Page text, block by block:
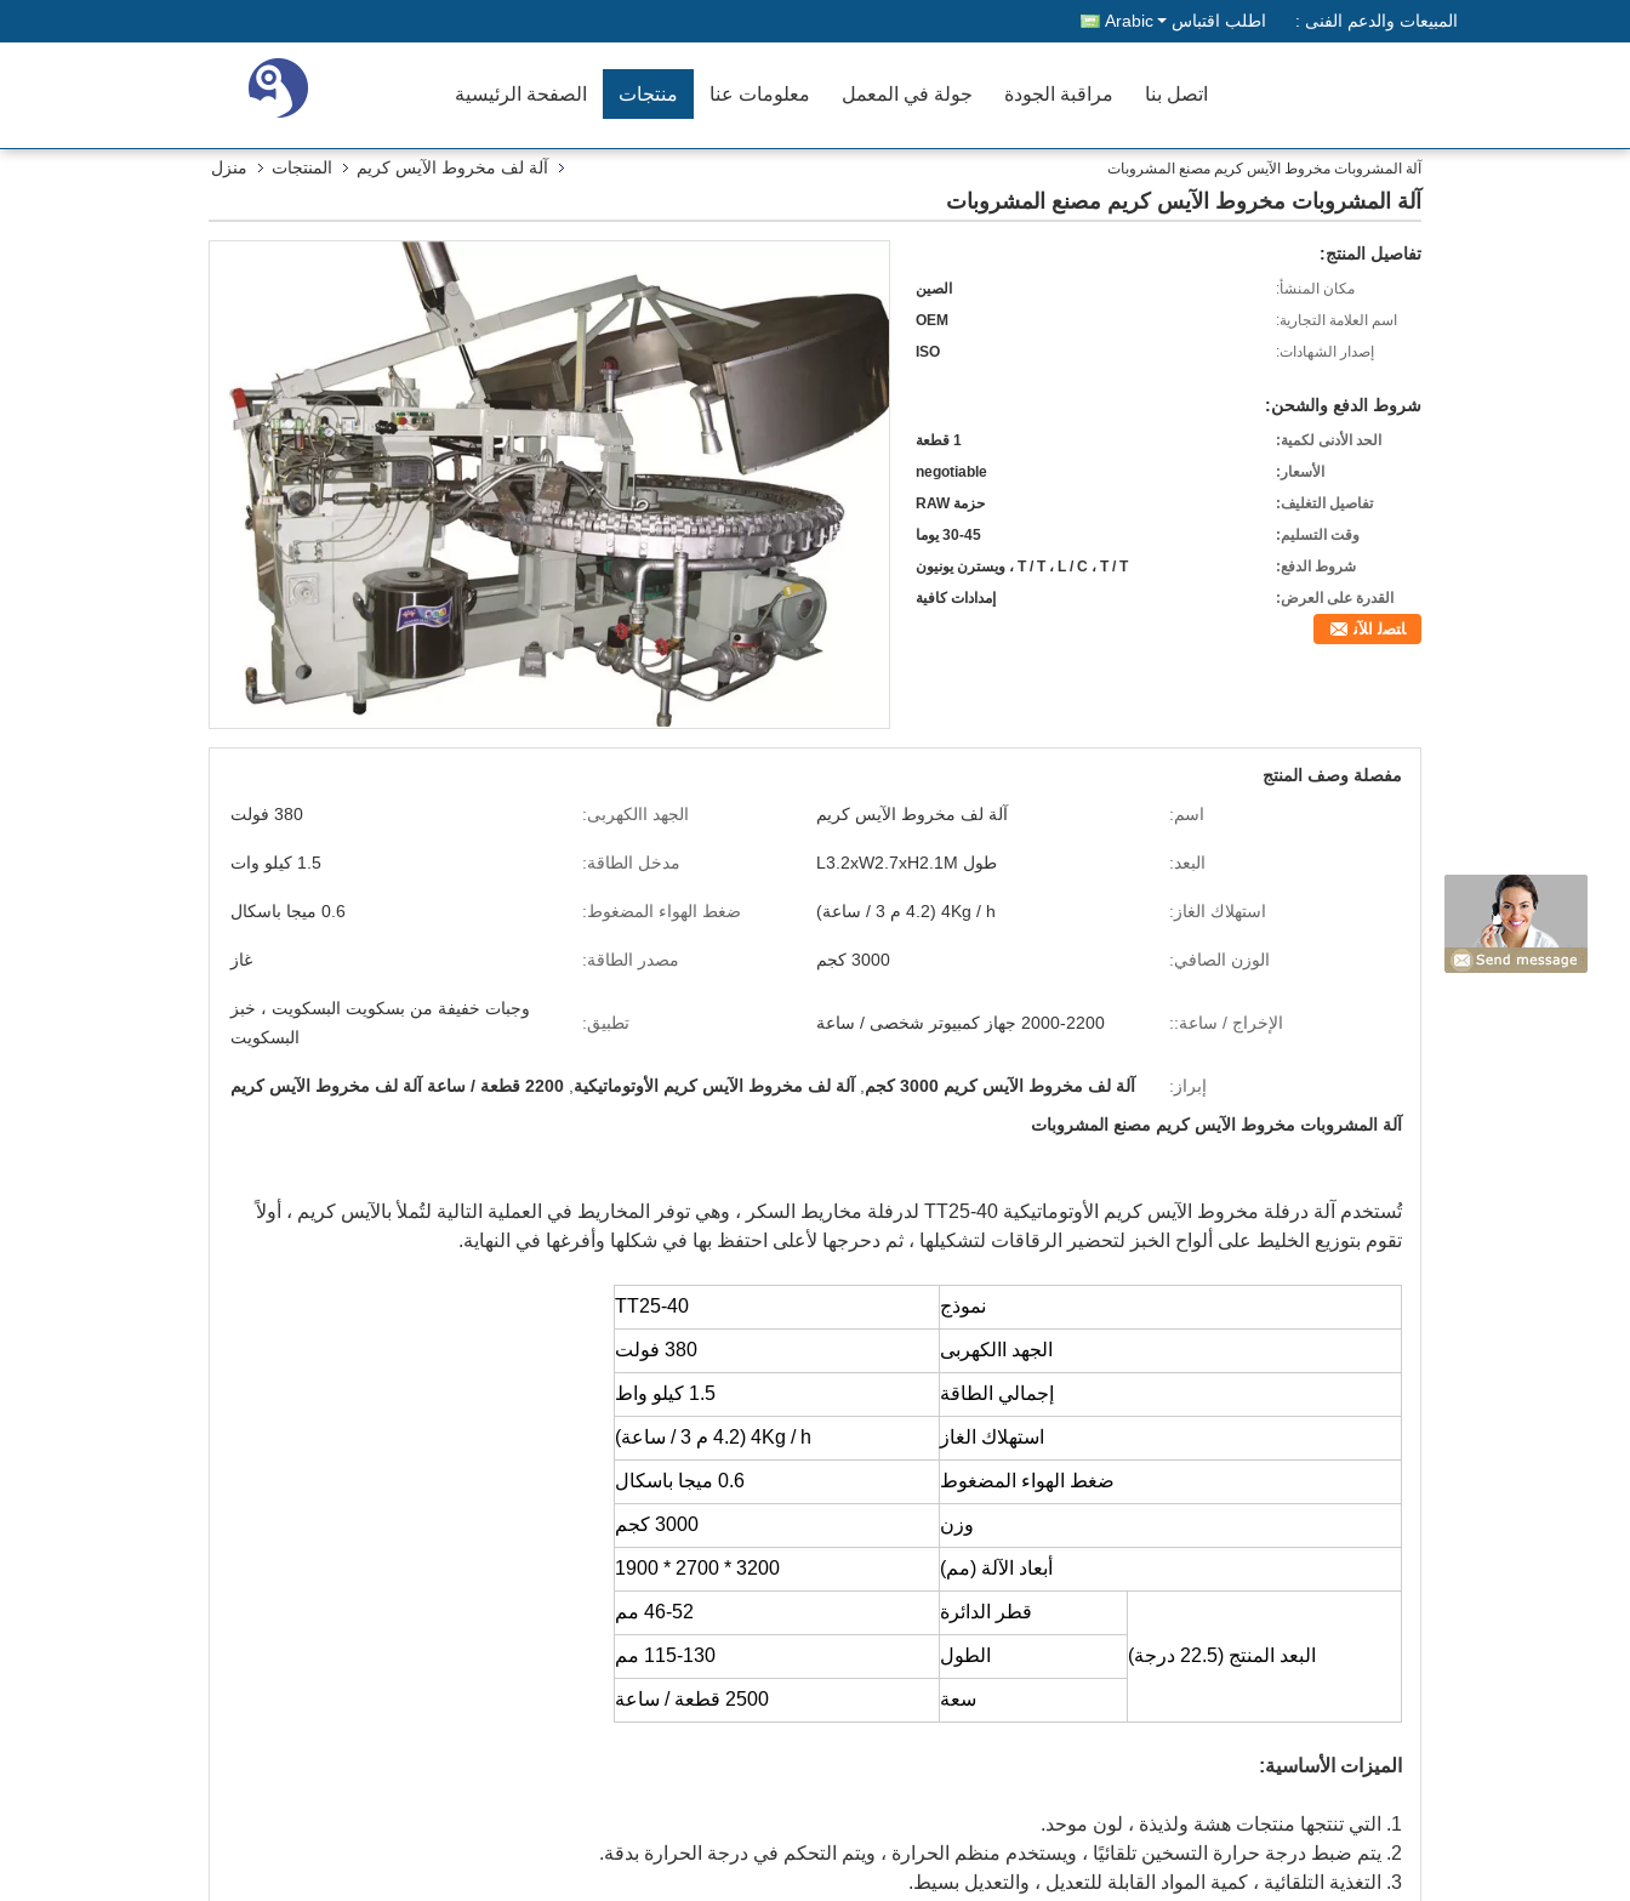
المبيعات والدعم الفنى : اطلب اقتباس Arabic
الصفحة الرئيسية منتجات معلومات عنا جولة في المعمل مراقبة الجودة اتصل بنا
منزل المنتجات آلة لف مخروط الآيس كريم آلة المشروبات مخروط الآيس كريم مصنع المشروبات
آلة المشروبات مخروط الآيس كريم مصنع المشروبات
تفاصيل المنتج:
مكان المنشأ:
الصين
اسم العلامة التجارية:
OEM
إصدار الشهادات:
ISO
شروط الدفع والشحن:
الحد الأدنى لكمية:
1 قطعة
الأسعار:
negotiable
تفاصيل التغليف:
حزمة RAW
وقت التسليم:
30-45 يوما
شروط الدفع:
T / T ، L / C ، T / T ، ويسترن يونيون
القدرة على العرض:
إمدادات كافية
ﺎﺘﺼﻟ ﺍﻶﻧ
مفصلة وصف المنتج
اسم:
آلة لف مخروط الآيس كريم الجهد االكهربى: 380 فولت
البعد: طول L3.2xW2.7xH2.1M مدخل الطاقة: 1.5 كيلو وات
استهلاك الغاز: 4Kg / h (4.2 م 3 / ساعة) ضغط الهواء المضغوط: 0.6 ميجا باسكال
الوزن الصافي: 3000 كجم مصدر الطاقة: غاز
الإخراج / ساعة:: 2000-2200 جهاز كمبيوتر شخصى / ساعة تطبيق:
وجبات خفيفة من بسكويت البسكويت ، خبز
البسكويت
إبراز: آلة لف مخروط الآيس كريم 3000 كجم آلة لف مخروط الآيس كريم الأوتوماتيكية 2200 قطعة / ساعة آلة لف مخروط الآيس كريم
آلة المشروبات مخروط الآيس كريم مصنع المشروبات
تُستخدم آلة درفلة مخروط الآيس كريم الأوتوماتيكية TT25-40 لدرفلة مخاريط السكر ، وهي توفر المخاريط في العملية التالية لتُملأ بالآيس كريم ، أولاً
تقوم بتوزيع الخليط على ألواح الخبز لتحضير الرقاقات لتشكيلها ، ثم دحرجها لأعلى احتفظ بها في شكلها وأفرغها في النهاية.
نموذج TT25-40
الجهد االكهربى 380 فولت
إجمالي الطاقة 1.5 كيلو واط
استهلاك الغاز 4Kg / h (4.2 م 3 / ساعة)
ضغط الهواء المضغوط 0.6 ميجا باسكال
وزن 3000 كجم
أبعاد الآلة (مم) 3200 * 2700 * 1900
البعد المنتج (22.5 درجة)
قطر الدائرة 46-52 مم
الطول 115-130 مم
سعة 2500 قطعة / ساعة
الميزات الأساسية:
1. التي تنتجها منتجات هشة ولذيذة ، لون موحد.
2. يتم ضبط درجة حرارة التسخين تلقائيًا ، ويستخدم منظم الحرارة ، ويتم التحكم في درجة الحرارة بدقة.
3. التغذية التلقائية ، كمية المواد القابلة للتعديل ، والتعديل بسيط.